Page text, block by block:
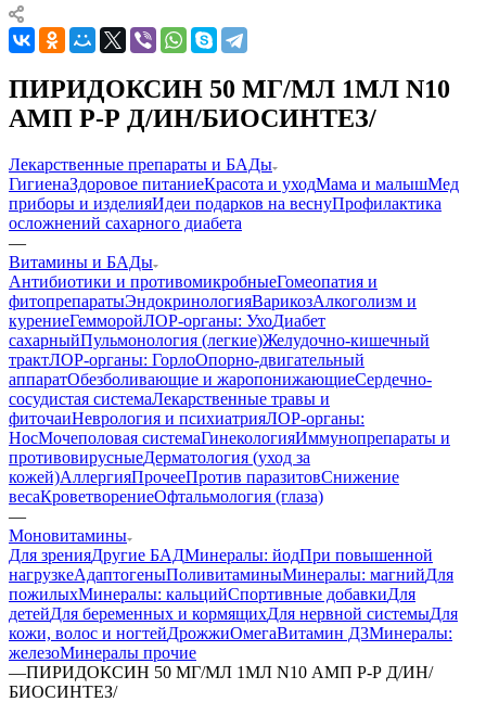
ПИРИДОКСИН 50 МГ/МЛ 1МЛ N10
АМП Р-Р Д/ИН/БИОСИНТЕЗ/
Лекарственные препараты и БАДы
ГигиенаЗдоровое питаниеКрасота и уходМама и малышМед
приборы и изделияИдеи подарков на веснуПрофилактика
осложнений сахарного диабета
—
Витамины и БАДы
Антибиотики и противомикробныеГомеопатия и
фитопрепаратыЭндокринологияВарикозАлкоголизм и
курениеГемморойЛОР-органы: УхоДиабет
сахарныйПульмонология (легкие)Желудочно-кишечный
трактЛОР-органы: ГорлоОпорно-двигательный
аппаратОбезболивающие и жаропонижающиеСердечно-
сосудистая системаЛекарственные травы и
фиточаиНеврология и психиатрияЛОР-органы:
НосМочеполовая системаГинекологияИммунопрепараты и
противовирусныеДерматология (уход за
кожей)АллергияПрочееПротив паразитовСнижение
весаКроветворениеОфтальмология (глаза)
—
Моновитамины
Для зренияДругие БАДМинералы: йодПри повышенной
нагрузкеАдаптогеныПоливитаминыМинералы: магнийДля
пожилыхМинералы: кальцийСпортивные добавкиДля
детейДля беременных и кормящихДля нервной системыДля
кожи, волос и ногтейДрожжиОмегаВитамин Д3Минералы:
железоМинералы прочие
—ПИРИДОКСИН 50 МГ/МЛ 1МЛ N10 АМП Р-Р Д/ИН/
БИОСИНТЕЗ/